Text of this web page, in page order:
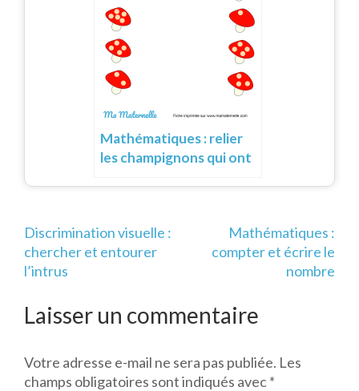
Mathématiques : relier
les champignons qui ont
Navigation
de
l’article
Discrimination visuelle :
chercher et entourer
l’intrus
Mathématiques :
compter et écrire le
nombre
Laisser un commentaire
Votre adresse e-mail ne sera pas publiée. Les
champs obligatoires sont indiqués avec*